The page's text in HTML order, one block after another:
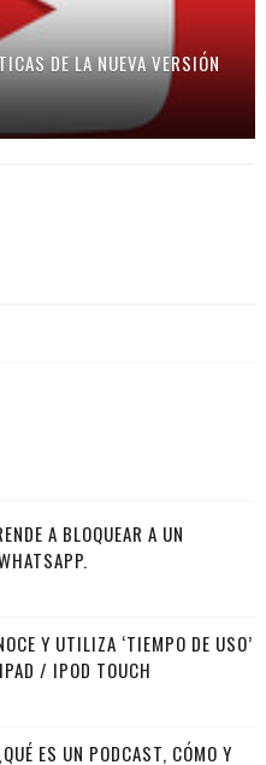
DE LA NUEVA VERSIÓN
A BLOQUEAR A UN
Y UTILIZA ‘TIEMPO DE USO’
/ IPOD TOUCH
ES UN PODCAST, CÓMO Y